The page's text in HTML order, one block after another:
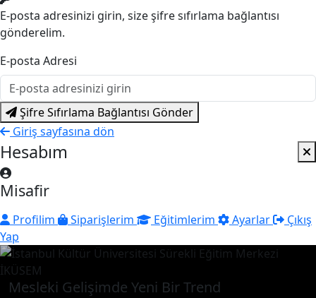
E-posta adresinizi girin, size şifre sıfırlama bağlantısı
gönderelim.
E-posta Adresi
Şifre Sıfırlama Bağlantısı Gönder
Giriş sayfasına dön
Hesabım
Misafir
Profilim Siparişlerim Eğitimlerim Ayarlar
Çıkış
Yap
Mesleki Gelişimde Yeni Bir Trend